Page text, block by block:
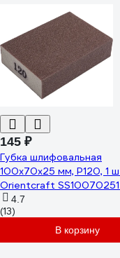
145 ₽
Губка шлифовальная
100x70x25 мм, P120, 1
Orientcraft
4.7
(13)
В корзину